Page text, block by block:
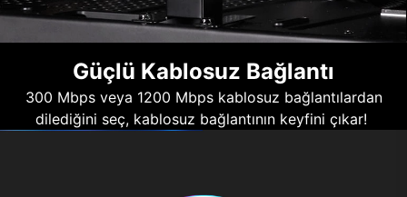
Güçlü Kablosuz Bağlantı
300 Mbps veya 1200 Mbps kablosuz bağlantılardan
dilediğini seç, kablosuz bağlantının keyfini çıkar!